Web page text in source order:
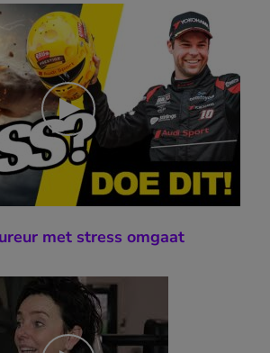
met stress omgaat